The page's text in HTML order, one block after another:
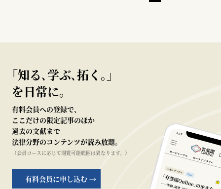
｢知る､学ぶ､拓く｡｣
を日常に。
有料会員への登録で、
ここだけの限定記事のほか
過去の文献まで
法律分野のコンテンツが読み放題。
（会員コースに応じて閲覧可能範囲は異なります。）
有料会員に申し込む →